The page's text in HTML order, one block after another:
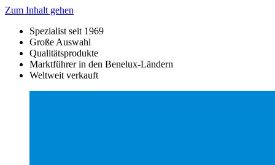
Zum Inhalt gehen
Spezialist seit 1969
Große Auswahl
Qualitätsprodukte
Marktführer in den Benelux-Ländern
Weltweit verkauft